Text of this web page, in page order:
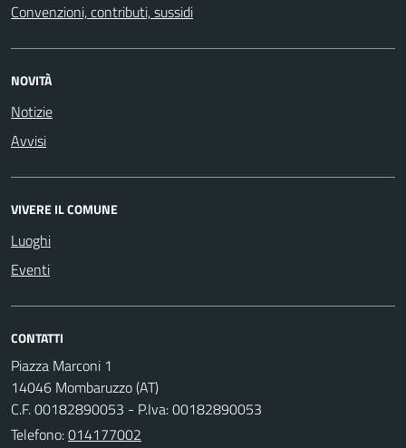
Convenzioni, contributi, sussidi
NOVITÀ
Notizie
Avvisi
VIVERE IL COMUNE
Luoghi
Eventi
CONTATTI
Piazza Marconi 1
14046 Mombaruzzo (AT)
C.F. 00182890053 - P.Iva: 00182890053
Telefono:014177002